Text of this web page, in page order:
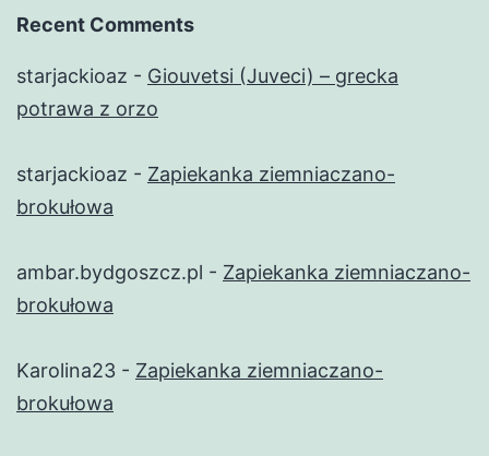
Recent Comments
starjackioaz - Giouvetsi (Juveci) – grecka
potrawa z orzo
starjackioaz - Zapiekanka ziemniaczano-
brokułowa
ambar.bydgoszcz.pl - Zapiekanka ziemniaczano-
brokułowa
Karolina23 - Zapiekanka ziemniaczano-
brokułowa